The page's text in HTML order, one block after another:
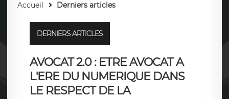
Accueil Derniers articles
DERNIERS ARTICLES
AVOCAT 2.0 : ETRE AVOCAT A
L'ERE DU NUMERIQUE DANS
LE RESPECT DE LA